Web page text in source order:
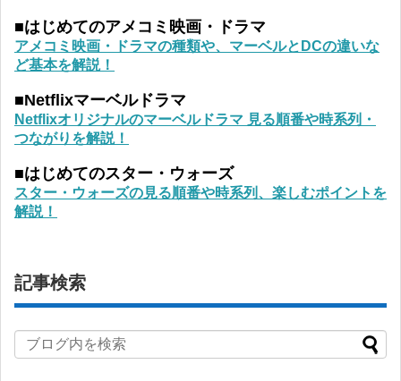
■はじめてのアメコミ映画・ドラマ
アメコミ映画・ドラマの種類や、マーベルとDCの違いな
ど基本を解説！
■Netflixマーベルドラマ
Netflixオリジナルのマーベルドラマ 見る順番や時系列・
つながりを解説！
■はじめてのスター・ウォーズ
スター・ウォーズの見る順番や時系列、楽しむポイントを
解説！
記事検索